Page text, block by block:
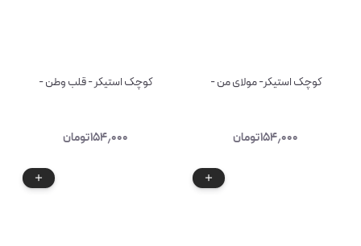
کوچک استیکر- مولای من -
۱۵۴٫۰۰۰تومان
کوچک استیکر - قلب وطن -
۱۵۴٫۰۰۰تومان